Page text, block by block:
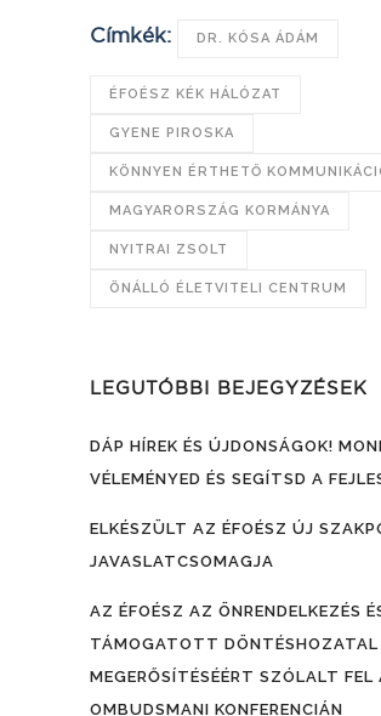
Címkék: DR. KÓSA ÁDÁM
ÉFOÉSZ KÉK HÁLÓZAT
GYENE PIROSKA
KÖNNYEN ÉRTHETŐ
MAGYARORSZÁG KORMÁNYA
NYITRAI ZSOLT
ÖNÁLLÓ ÉLETVITELI CENTRUM
LEGUTÓBBI BEJEGYZÉSEK
DÁP HÍREK ÉS ÚJDONSÁGOK!
VÉLEMÉNYED ÉS SEGÍTSD A
ELKÉSZÜLT AZ ÉFOÉSZ ÚJ
JAVASLATCSOMAGJA
AZ ÉFOÉSZ AZ ÖNRENDELKEZÉS
TÁMOGATOTT DÖNTÉSHOZATAL
MEGERŐSÍTÉSÉÉRT SZÓLALT FEL
OMBUDSMANI KONFERENCIÁN